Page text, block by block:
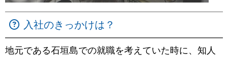
入社のきっかけは？
地元である石垣島での就職を考えていた時に、知人